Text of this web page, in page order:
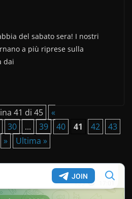
del sabato sera! I nostri
a più riprese sulla
dai
41 di 45
«
30 ... 39 40 41 42
43
» Ultima »